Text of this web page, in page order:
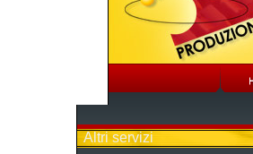
Altri servizi